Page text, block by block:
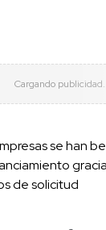
se han
de solicitud